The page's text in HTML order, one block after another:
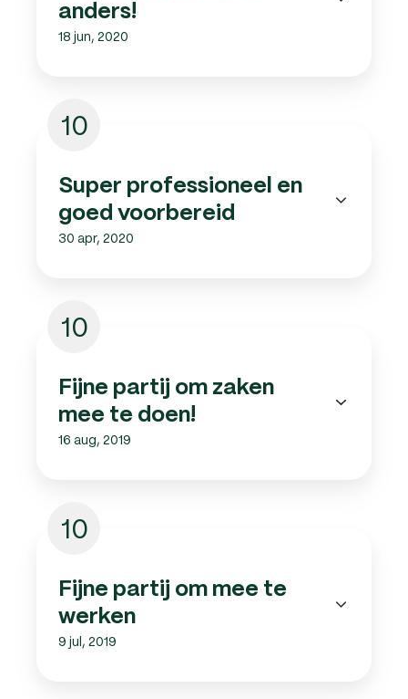
anders!
18 jun, 2020
10
Super professioneel en
goed voorbereid
30 apr, 2020
10
Fijne partij om zaken
mee te doen!
16 aug, 2019
10
Fijne partij om mee te
werken
9 jul, 2019